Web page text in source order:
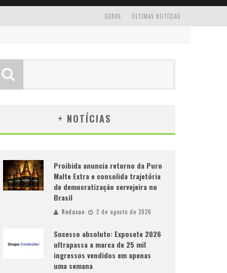
ÚLTIMAS NOTÍCIAS
SOBRE
+ NOTÍCIAS
Proibida anuncia retorno da Puro
Malte Extra e consolida trajetória
de democratização cervejeira no
Brasil
Redacao 2 de agosto de 2026
Sucesso absoluto: Exposete 2026
ultrapassa a marca de 25 mil
ingressos vendidos em apenas
uma semana